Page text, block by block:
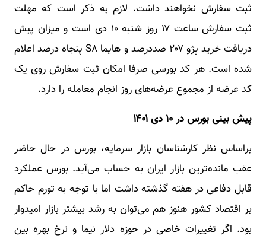
ثبت سفارش نخواهند داشت. لازم به ذکر است که مهلت
ثبت سفارش ساعت ۱۷ روز شنبه ۱۰ دی است و میزان پیش
دریافت خرید پژو ۲۰۷ صددرصد و هایما S۸ پنجاه درصد اعلام
شده است. هر کد بورسی صرفا امکان ثبت سفارش روی یک
کد عرضه از مجموع عرضه‌های روز انجام معامله را دارد.
پیش بینی بورس در ۱۰ دی ۱۴۰۱
براساس نظر کارشناسان بازار سرمایه، بورس در حال حاضر
عقب مانده‌ترین بازار ایران به حساب می‌آید. بورس عملکرد
قابل دفاعی در هفته گذشته داشت اما با توجه به تورم حاکم
بر اقتصاد کشور هنوز هم می‌توان به رشد بیشتر بازار امیدوار
بود. اگر تغییرات خاصی در حوزه دلار نیما و نرخ بهره بین